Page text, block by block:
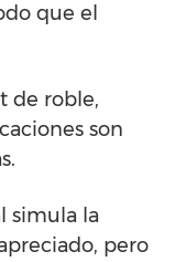
que el
de roble,
son
simula la
pero